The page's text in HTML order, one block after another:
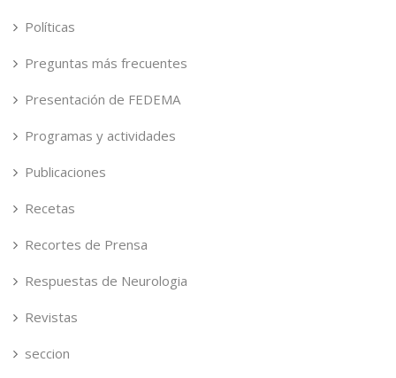
Políticas
Preguntas más frecuentes
Presentación de FEDEMA
Programas y actividades
Publicaciones
Recetas
Recortes de Prensa
Respuestas de Neurologia
Revistas
seccion